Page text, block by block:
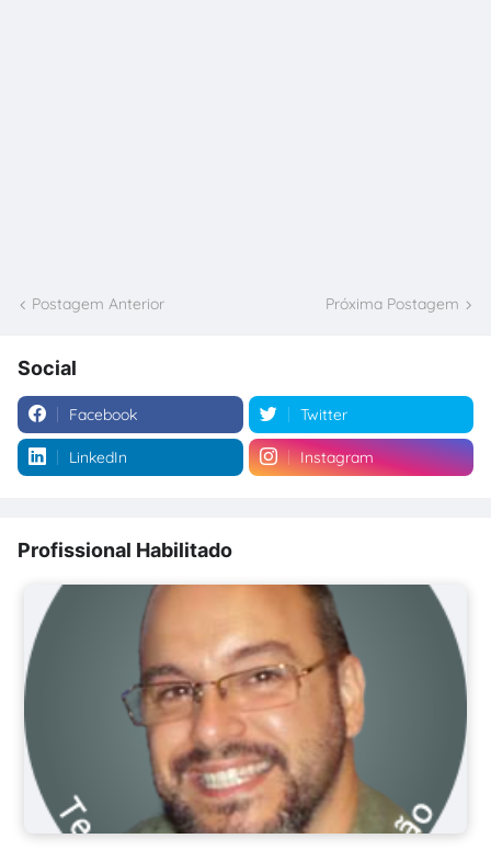
Postagem Anterior Próxima Postagem
Social
Facebook Twitter
LinkedIn Instagram
Profissional Habilitado